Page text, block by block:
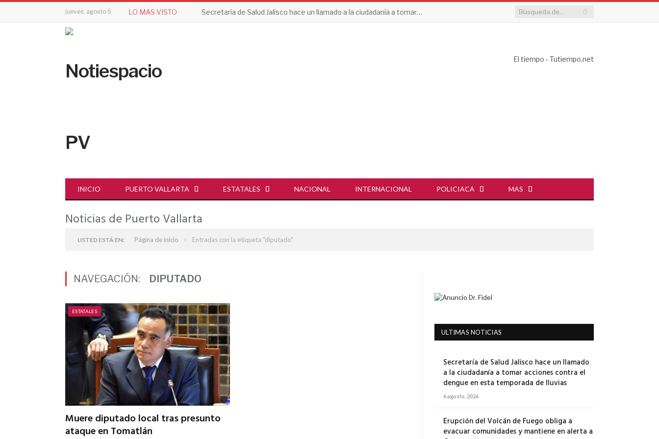
jueves, agosto 6 LO MAS VISTO Secretaría de Salud Jalisco hace un llamado a la ciudadanía a tomar acciones contra el dengue en esta temporada de lluvias
El tiempo - Tutiempo.net
INICIO PUERTO VALLARTA ESTATALES NACIONAL INTERNACIONAL POLICIACA MAS
Noticias de Puerto Vallarta
USTED ESTÁ EN: Página de inicio » Entradas con la etiqueta "diputado"
NAVEGACIÓN: DIPUTADO
ESTATALES
Muere diputado local tras presunto
ataque en Tomatlán
ULTIMAS NOTICIAS
Secretaría de Salud Jalisco hace un llamado
a la ciudadanía a tomar acciones contra el
dengue en esta temporada de lluvias
6 agosto, 2026
Erupción del Volcán de Fuego obliga a
evacuar comunidades y mantiene en alerta a